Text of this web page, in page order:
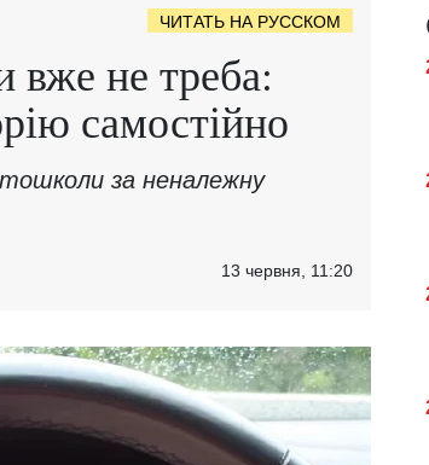
ЧИТАТЬ НА РУССКОМ
вже не треба:
самостійно
за неналежну
13 червня, 11:20